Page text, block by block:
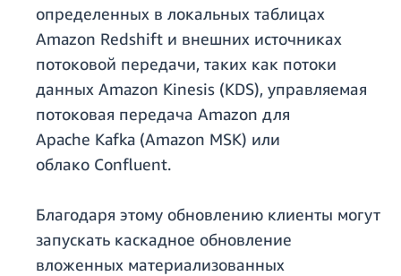
определенных в локальных таблицах
Amazon Redshift и внешних источниках
потоковой передачи, таких как потоки
данных Amazon Kinesis (KDS), управляемая
потоковая передача Amazon для
Apache Kafka (Amazon MSK) или
облако Confluent.
Благодаря этому обновлению клиенты могут
запускать каскадное обновление
вложенных материализованных